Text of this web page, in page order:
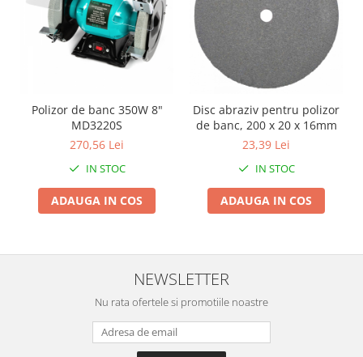
Unelte altoit
Unelte manuale de gradina -
Masini de maturat manuale
Masini batut stalpi
Pentru Casa si Camping
Aragaze, plite, piese butelii de
Accesorii aragaze & butelii
Gratare
Pirostrii si accesorii pentru gatit
Iluminat & electrice
Prelungitoare & cabluri electrice
Polizor de banc 350W 8"
MD3220S
270,56 Lei
IN STOC
ADAUGA IN COS
Disc abraziv pentru polizor
de banc, 200 x 20 x 16mm
23,39 Lei
IN STOC
ADAUGA IN COS
NEWSLETTER
Nu rata ofertele si promotiile noastre